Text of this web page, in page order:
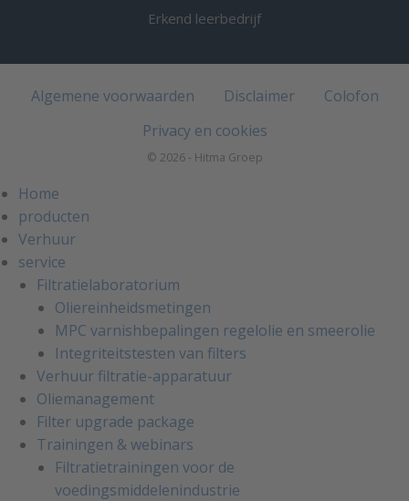
Erkend leerbedrijf
Algemene voorwaarden Disclaimer
Colofon
Privacy en cookies
© 2026 - Hitma Groep
Home
producten
Verhuur
service
Filtratielaboratorium
Oliereinheidsmetingen
MPC varnishbepalingen regelolie en smeerolie
Integriteitstesten van filters
Verhuur filtratie-apparatuur
Oliemanagement
Filter upgrade package
Trainingen & webinars
Filtratietrainingen voor de
voedingsmiddelenindustrie